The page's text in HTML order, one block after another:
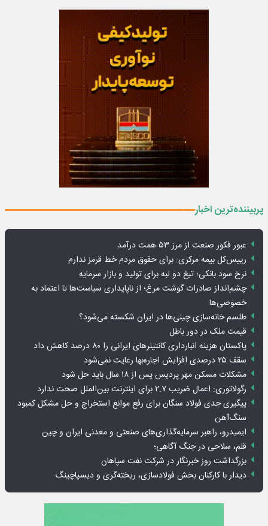
پربیننده‌ترین اخبار
عبور فکور صنعت از مرز ۵۳ همت درآمد
رییس‌کل بیمه مرکزی: برای حقوق مردم خط قرمز ندارم
نرخ سود بانکی؛ تیغ دو لبه برای تولید و بازار سرمایه
چشم‌انداز صادرات گوشت مرغ؛ از ناپایداری سیاست‌ها تا اعتماد به
خصوصی‌ها
طلسم خانه‌سازی چینی‌ها در ایران شکسته می‌شود؟
قیمت ملک در دور باطل
پاکستان هزینه انبارداری کانتینرهای ایرانی را ۸۰ درصد کاهش داد
سقف ۲۵ درصدی افزایش اجاره‌بها رعایت نمی‌شود
مشکلات مسکن مهر پردیس پس از ۱۸ سال باید حل شود
رگولاتوری: اعمال ضریب ۲.۷ برای اینترنت بین‌الملل صحت ندارد
پیگیری جدی فولاد سنگان برای رفع موانع استخراج و حل مشکل کمبود
سنگ‌آهن
ایمیدرو، راهبر سرمایه‌گذاری‌های صنعتی و معدنی ایران و چین
قلم، سلاحی در جنگ آگاهی؛
بزرگداشت روز خبرنگار در شرکت نفت سپاهان
دیدار با کارکنان بخش فولادسازی، ریخته‌گری و دیسپاچینگ